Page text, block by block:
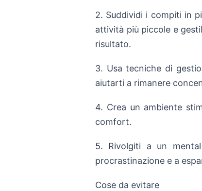
2. Suddividi i compiti in
attività più piccole e
risultato.
3. Usa tecniche di
aiutarti a rimanere
4. Crea un ambiente
comfort.
5. Rivolgiti a un
procrastinazione e a
Cose da evitare